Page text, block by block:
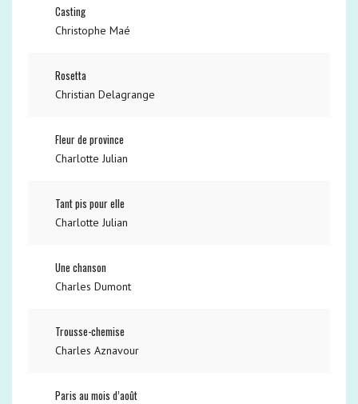
Casting
Christophe Maé
Rosetta
Christian Delagrange
Fleur de province
Charlotte Julian
Tant pis pour elle
Charlotte Julian
Une chanson
Charles Dumont
Trousse-chemise
Charles Aznavour
Paris au mois d’août